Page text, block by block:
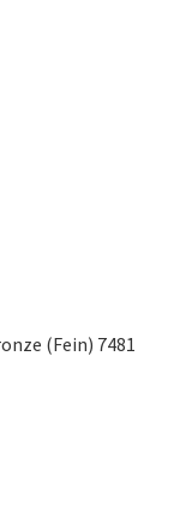
(Fein) 7481